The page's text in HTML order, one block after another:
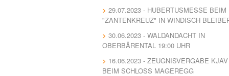
29.07.2023 - HUBERTUSMESSE BEIM
"ZANTENKREUZ" IN WINDISCH
30.06.2023 - WALDANDACHT IN
OBERBÄRENTAL 19:00 UHR
16.06.2023 - ZEUGNISVERGABE KJAV
BEIM SCHLOSS MAGEREGG